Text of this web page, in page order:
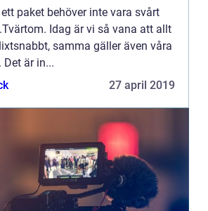
paket behöver inte vara svårt
Idag är vi så vana att allt
samma gäller även våra
Det är in...
27 april 2019